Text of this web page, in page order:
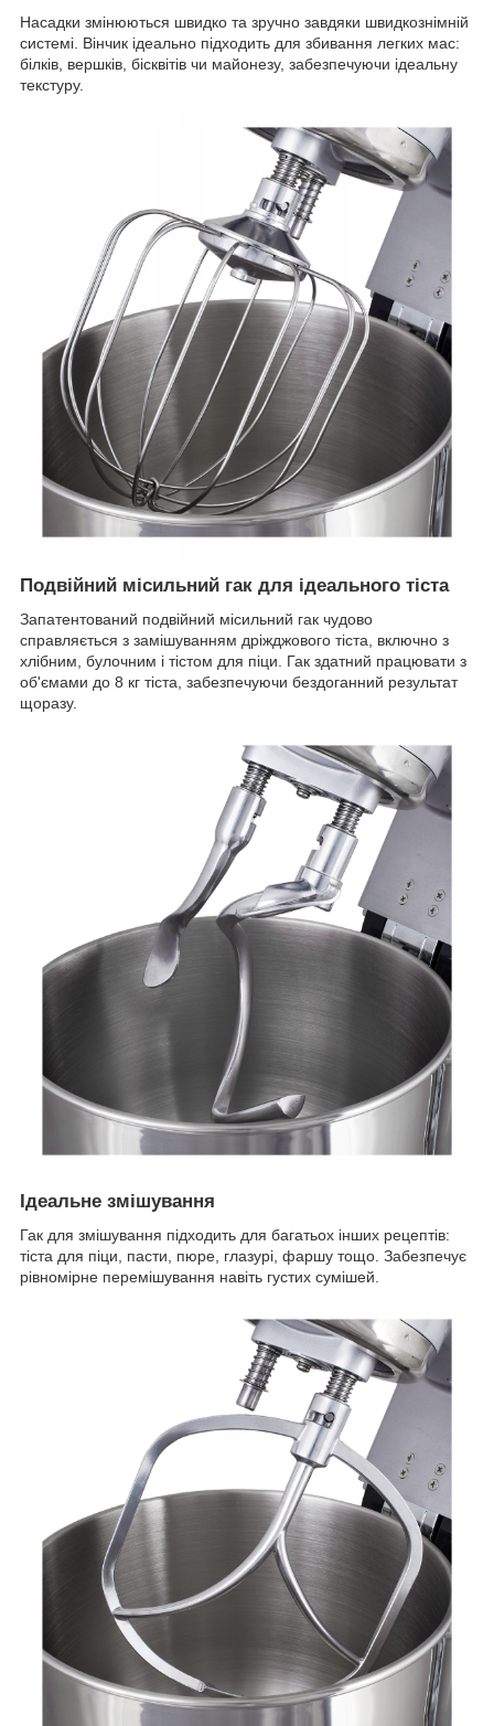
Насадки змінюються швидко та зручно завдяки швидкознімній
системі. Вінчик ідеально підходить для збивання легких мас:
білків, вершків, бісквітів чи майонезу, забезпечуючи ідеальну
текстуру.
Подвійний місильний гак для ідеального тіста
Запатентований подвійний місильний гак чудово
справляється з замішуванням дріжджового тіста, включно з
хлібним, булочним і тістом для піци. Гак здатний працювати з
об'ємами до 8 кг тіста, забезпечуючи бездоганний результат
щоразу.
Ідеальне змішування
Гак для змішування підходить для багатьох інших рецептів:
тіста для піци, пасти, пюре, глазурі, фаршу тощо. Забезпечує
рівномірне перемішування навіть густих сумішей.